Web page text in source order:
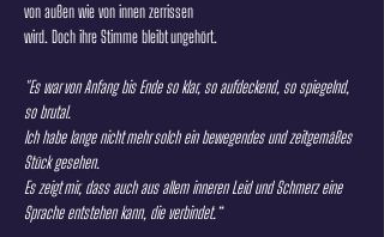
von außen wie von innen zerrissen
wird. Doch ihre Stimme bleibt ungehört.
"Es war von Anfang bis Ende so klar, so aufdeckend, so spiegelnd,
so brutal.
Ich habe lange nicht mehr solch ein bewegendes und zeitgemäßes
Stück gesehen.
Es zeigt mir, dass auch aus allem inneren Leid und Schmerz eine
Sprache entstehen kann, die verbindet.“